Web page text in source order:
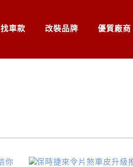
找車款 改裝品牌 優質廠商